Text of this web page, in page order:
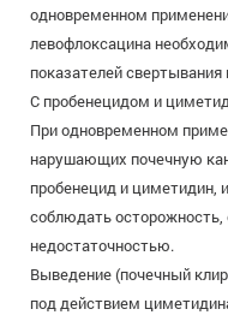
одновременном
левофлоксацина
показателей свертывания
С пробенецидом и
При одновременном
нарушающих почечную
пробенецид и циметидин,
соблюдать осторожность,
недостаточностью.
Выведение (почечный
под действием